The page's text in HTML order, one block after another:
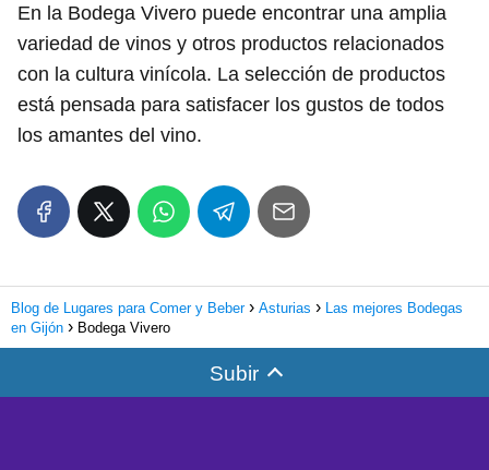
En la Bodega Vivero puede encontrar una amplia
variedad de vinos y otros productos relacionados
con la cultura vinícola. La selección de productos
está pensada para satisfacer los gustos de todos
los amantes del vino.
Blog de Lugares para Comer y Beber Asturias
Las mejores Bodegas
en Gijón
Bodega Vivero
Subir